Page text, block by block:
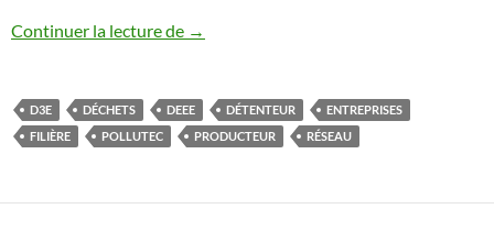
Continuer la lecture de Mercredi 28 novembre 2012 : A
→
D3E DÉCHETS DEEE DÉTENTEUR
ENTREPRISES
FILIÈRE
POLLUTEC PRODUCTEUR RÉSEAU